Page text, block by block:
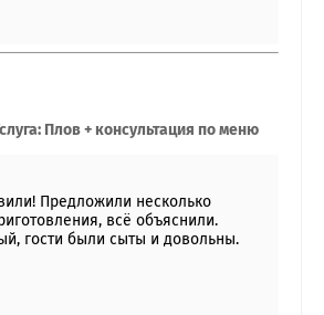
Плов + консультация по меню
Предложили несколько
всё объяснили.
гости были сыты и довольны.